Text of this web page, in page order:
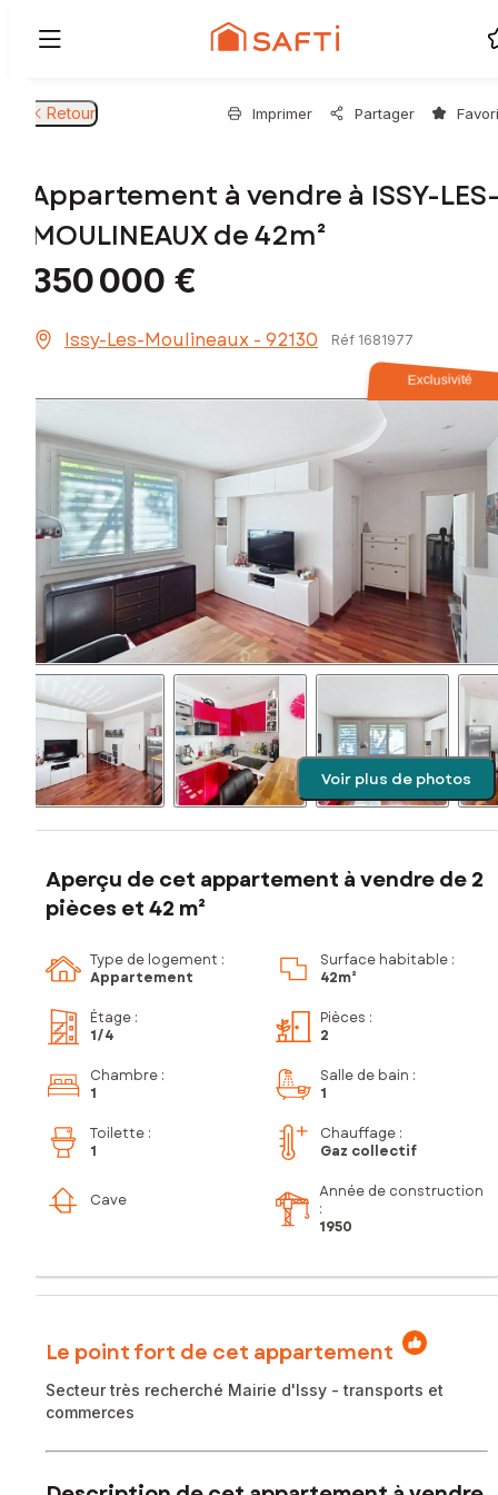
Retour Imprimer Partager
Appartement à vendre à ISSY-
MOULINEAUX de 42m²
350 000 €
Issy-Les-Moulineaux - 92130 Réf 1681977
Exclusivité
Voir plus de photos
Aperçu de cet appartement à vendre de 2
pièces et 42 m²
Type de logement :
Appartement
Surface habitable :
42m²
Étage :
1/4
Pièces :
2
Chambre :
1
Salle de bain :
1
Toilette :
1
Chauffage :
Gaz collectif
Cave
Année de construction
:
1950
Le point fort de cet appartement
Secteur très recherché Mairie d'Issy - transports et
commerces